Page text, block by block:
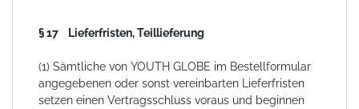
§ 17 Lieferfristen, Teillieferung
(1) Sämtliche von YOUTH GLOBE im Bestellformular
angegebenen oder sonst vereinbarten Lieferfristen
setzen einen Vertragsschluss voraus und beginnen